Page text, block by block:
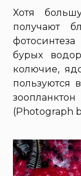
Хотя
получают
бурых
колючие,
пользуются
(Photograph